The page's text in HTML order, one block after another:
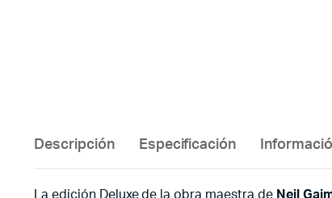
Descripción Especificación
La edición Deluxe de la obra maestra deNeil